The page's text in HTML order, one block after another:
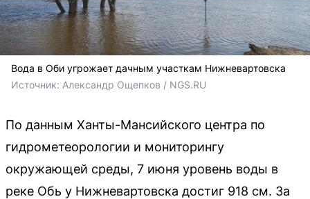
Вода в Оби угрожает дачным участкам Нижневартовска
Источник: Александр Ощепков / NGS.RU
По данным Ханты-Мансийского центра по
гидрометеорологии и мониторингу
окружающей среды, 7 июня уровень воды в
реке Обь у Нижневартовска достиг 918 см. За